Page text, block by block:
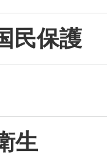
民保護
生